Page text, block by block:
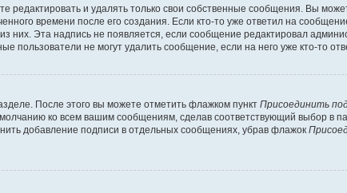
и удалять только свои собственные сообщения. Вы
времени после его создания. Если кто-то уже ответил на
них. Эта надпись не появляется, если сообщение редактировал
пользователи не могут удалить сообщение, если на него уже кто-то
После этого вы можете отметить флажком пункт Присоединить
ко всем вашим сообщениям, сделав соответствующий выбор в
добавление подписи в отдельных сообщениях, убрав флажок